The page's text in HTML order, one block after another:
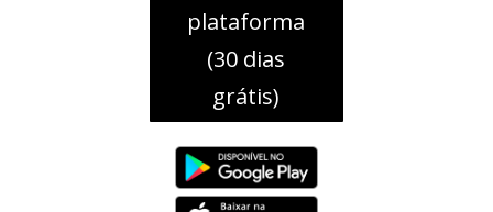
plataforma
(30 dias
grátis)